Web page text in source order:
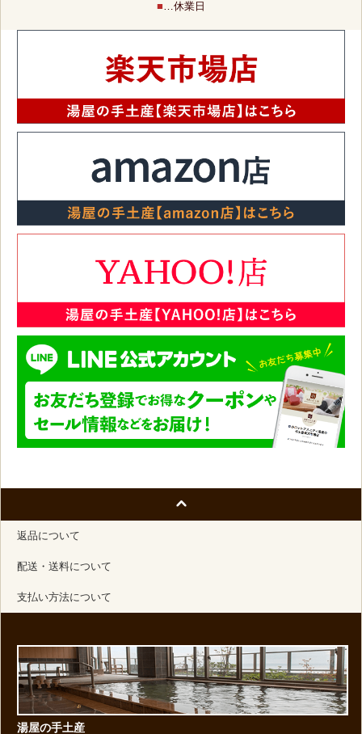
■…休業日
返品について
配送・送料について
支払い方法について
湯屋の手土産